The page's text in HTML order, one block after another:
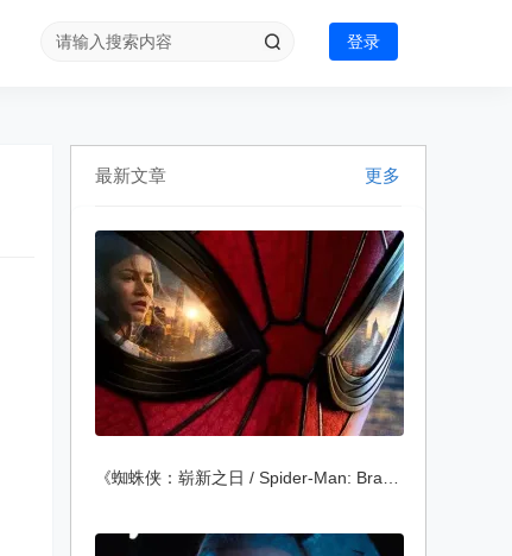
登录
最新文章 更多